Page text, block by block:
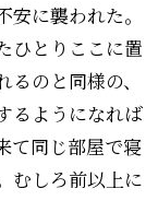
に襲われた。
ひとりここに置
のと同様の、
るようになれば
て同じ部屋で寝
むしろ前以上に